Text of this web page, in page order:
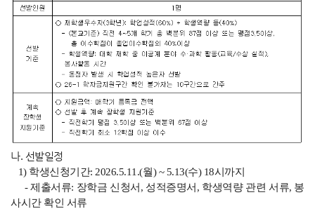
나. 선발일정
1) 학생신청기간: 2026.5.11.(월) ~ 5.13(수) 18시까지
- 제출서류: 장학금 신청서, 성적증명서, 학생역량 관련 서류, 봉
사시간 확인 서류